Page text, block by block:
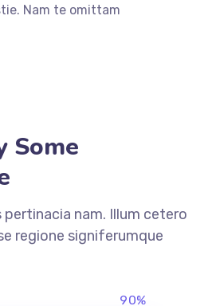
Nam te omittam
Some
nam. Illum cetero
regione signiferumque
90%